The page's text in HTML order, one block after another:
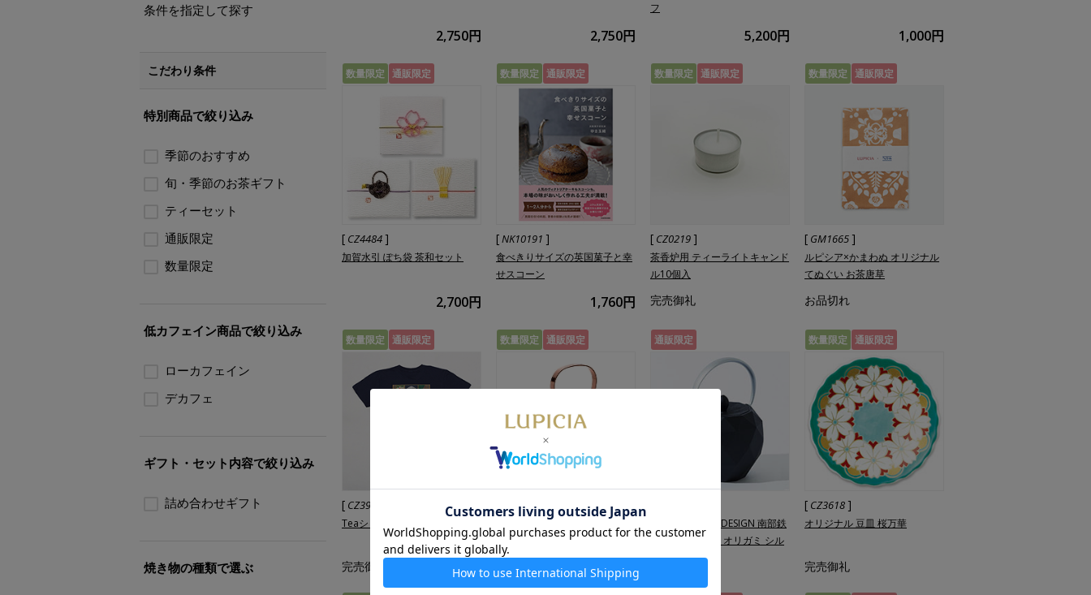
2,750円 2,750円
フ
5,200円 1,000円
数量限定 通販限定
[ CZ4484 ]
加賀水引 ぽち袋 茶和セット
2,700円
数量限定 通販限定
[NK10191 ]
食べきりサイズの英国菓子と幸
せスコーン
1,760円
数量限定 通販限定
[ CZ0219 ]
茶香炉用 ティーライトキャンド
ル10個入
完売御礼
数量限定 通販限定
[ GM1665 ]
ルピシア×かまわぬ オリジナル
てぬぐい お茶唐草
お品切れ
数量限定 通販限定
[ CZ3916
Teaシャツ クジラ
完売御礼
数量限定 通販限定
CZ4228
完売御礼
通販限定
KEN OKUYAMA DESIGN 南部鉄
瓶 ティーポット オリガミ シル
バー
数量限定 通販限定
[ CZ3618 ]
オリジナル 豆皿 桜万華
完売御礼
条件を指定して探す
こだわり条件
特別商品で絞り込み
季節のおすすめ
旬・季節のお茶ギフト
ティーセット
通販限定
数量限定
低カフェイン商品で絞り込み
ローカフェイン
デカフェ
ギフト・セット内容で絞り込み
詰め合わせギフト
焼き物の種類で選ぶ